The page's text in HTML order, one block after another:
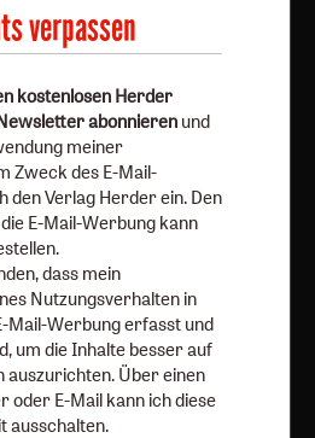
Über einen Link in
ich diese Funktion jederzeit
finden Sie in unseren
Jetzt anmelden
verpassen
kostenlosen Herder
abonnieren und
meiner
Zweck des E-Mail-
den Verlag Herder ein. Den
E-Mail-Werbung kann
dass mein
Nutzungsverhalten in
Mail-Werbung erfasst und
um die Inhalte besser auf
auszurichten. Über einen
oder E-Mail kann ich diese
ausschalten.